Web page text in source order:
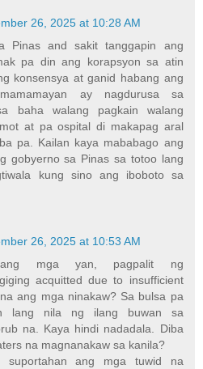
26, 2025 at 10:28 AM
Pinas and sakit tanggapin ang
pa din ang korapsyon sa atin
konsensya at ganid habang ang
ay nagdurusa sa
baha walang pagkain walang
at pa ospital di makapag aral
pa. Kailan kaya mababago ang
gobyerno sa Pinas sa totoo lang
kung sino ang iboboto sa
26, 2025 at 10:53 AM
mga yan, pagpalit ng
acquitted due to insufficient
ang mga ninakaw? Sa bulsa pa
lang nila ng ilang buwan sa
na. Kaya hindi nadadala. Diba
na magnanakaw sa kanila?
suportahan ang mga tuwid na